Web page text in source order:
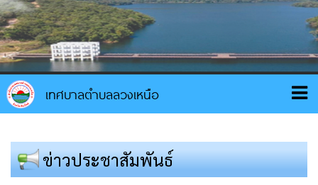
ข่าวประชาสัมพันธ์